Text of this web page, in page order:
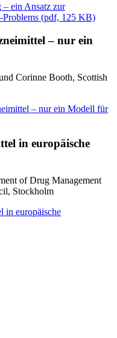
ein Ansatz zur
Problems (pdf, 125 KB)
– nur ein
Corinne Booth, Scottish
– nur ein Modell für
in europäische
of Drug Management
Stockholm
in europäische